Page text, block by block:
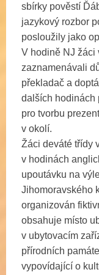
sbírky pověstí
jazykový rozbor
posloužily jako
V hodině NJ žáci
zaznamenávali
překladač a
dalších hodinách
pro tvorbu
v okolí.
Žáci deváté třídy
v hodinách
upoutávku na
Jihomoravského
organizován
obsahuje místo
v ubytovacím
přírodních
vypovídající o